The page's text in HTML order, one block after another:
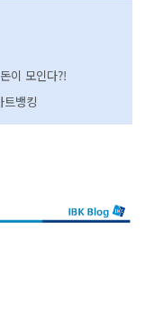
이 모인다?!
뱅킹